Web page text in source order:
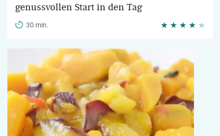
genussvollen Start in den Tag
30 min.